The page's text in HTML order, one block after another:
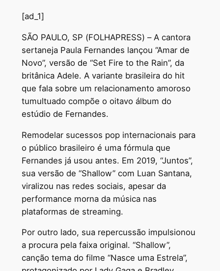
[ad_1]
SÃO PAULO, SP (FOLHAPRESS) – A cantora
sertaneja Paula Fernandes lançou “Amar de
Novo”, versão de “Set Fire to the Rain”, da
britânica Adele. A variante brasileira do hit
que fala sobre um relacionamento amoroso
tumultuado compõe o oitavo álbum do
estúdio de Fernandes.
Remodelar sucessos pop internacionais para
o público brasileiro é uma fórmula que
Fernandes já usou antes. Em 2019, “Juntos”,
sua versão de “Shallow” com Luan Santana,
viralizou nas redes sociais, apesar da
performance morna da música nas
plataformas de streaming.
Por outro lado, sua repercussão impulsionou
a procura pela faixa original. “Shallow”,
canção tema do filme “Nasce uma Estrela”,